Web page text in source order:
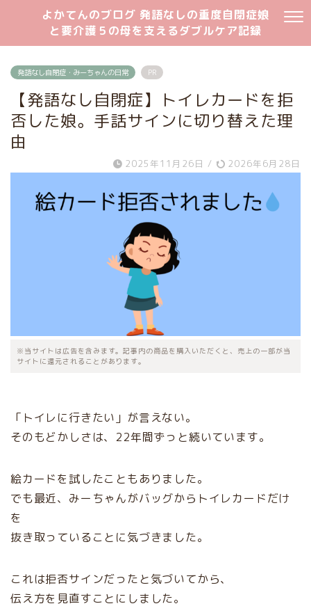
よかてんのブログ 発語なしの重度自閉症娘
と要介護５の母を支えるダブルケア記録
発語なし自閉症・みーちゃんの日常 PR
【発語なし自閉症】トイレカードを拒
否した娘。手話サインに切り替えた理
由
2025年11月26日 / 2026年6月28日
※当サイトは広告を含みます。記事内の商品を購入いただくと、売上の一部が当
サイトに還元されることがあります。
「トイレに行きたい」が言えない。
そのもどかしさは、22年間ずっと続いています。
絵カードを試したこともありました。
でも最近、みーちゃんがバッグからトイレカードだけ
を
抜き取っていることに気づきました。
これは拒否サインだったと気づいてから、
伝え方を見直すことにしました。